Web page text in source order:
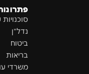
סוכנויות
נדל"ן
ביטוח
בריאות
משרדי